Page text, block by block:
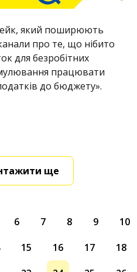
який поширюють
про те, що нібито
для безробітних
працювати
до бюджету».
ще
6 7 8 9
10
15 16 17
18